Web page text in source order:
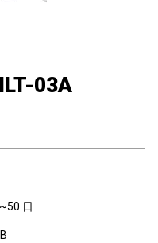
03A
日